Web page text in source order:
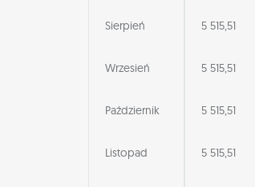
Sierpień 5 515,51
Wrzesień 5 515,51
Październik 5 515,51
Listopad 5 515,51